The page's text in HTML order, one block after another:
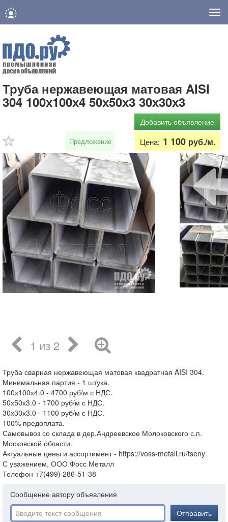
Труба нержавеющая матовая AISI
304 100х100х4 50х50х3 30х30х3
Добавить объявление
Предложение Цена: 1 100 руб./м.
1 из 2
Труба сварная нержавеющая матовая квадратная AISI 304.
Минимальная партия - 1 штука.
100х100х4.0 - 4700 руб/м с НДС.
50х50х3.0 - 1700 руб/м с НДС.
30х30х3.0 - 1100 руб/м с НДС.
100% предоплата.
Самовывоз со склада в дер.Андреевское Молоковского с.п.
Московской области.
Актуальные цены и ассортимент - https://voss-metall.ru/tseny
С уважением, ООО Фосс Металл
Телефон +7(499) 286-51-38
Сообщение автору объявления
Отправить